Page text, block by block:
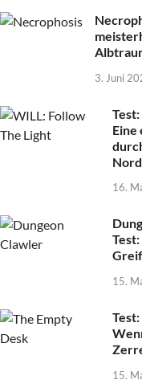
3. Juni
Eine
16.
15.
15.